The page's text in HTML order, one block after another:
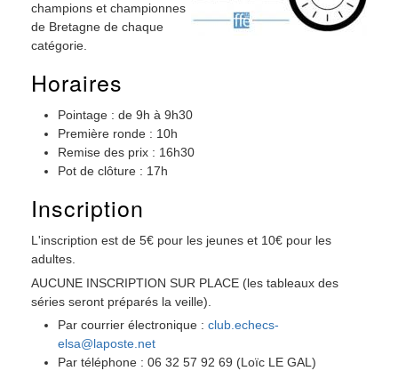
champions et championnes
de Bretagne de chaque
catégorie.
Horaires
Pointage : de 9h à 9h30
Première ronde : 10h
Remise des prix : 16h30
Pot de clôture : 17h
Inscription
L'inscription est de 5€ pour les jeunes et 10€ pour les
adultes.
AUCUNE INSCRIPTION SUR PLACE (les tableaux des
séries seront préparés la veille).
Par courrier électronique : club.echecs-
elsa@laposte.net
Par téléphone : 06 32 57 92 69 (Loïc LE GAL)